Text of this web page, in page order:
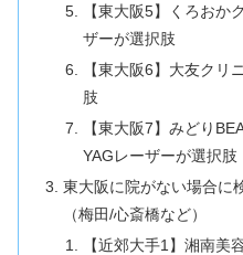
【東大阪5】くろおか
ザーが選択肢
【東大阪6】大友クリ
肢
【東大阪7】みどり
YAGレーザーが選択肢
東大阪に院がない場合に
（梅田/心斎橋など）
【近郊大手1】湘南美